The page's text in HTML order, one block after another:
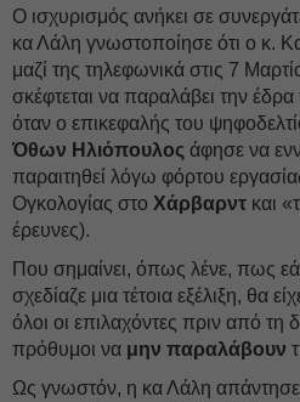
Ο ισχυρισμός ανήκει σε
κα Λάλη γνωστοποίησε ότι ο κ.
μαζί της τηλεφωνικά στις 7
σκέφτεται να παραλάβει την
όταν ο επικεφαλής του
Όθων Ηλιόπουλος άφησε να
παραιτηθεί λόγω φόρτου
Ογκολογίας στο Χάρβαρντ και
έρευνες).
Που σημαίνει, όπως λένε, πως
σχεδίαζε μια τέτοια εξέλιξη, θα
όλοι οι επιλαχόντες πριν από τη
πρόθυμοι να μην παραλάβουν
Ως γνωστόν, η κα Λάλη